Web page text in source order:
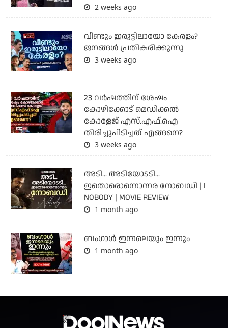
2 weeks ago
വീണ്ടും ഇരുട്ടിലായോ കേരളം?
ജനങ്ങൾ പ്രതികരിക്കുന്നു
3 weeks ago
23 വർഷത്തിന് ശേഷം
കോഴിക്കോട് മെഡിക്കൽ
കോളേജ് എസ്.എഫ്.ഐ
തിരിച്ചുപിടിച്ചത് എങ്ങനെ?
3 weeks ago
അടി... അടിയോടടി...
ഇതൊരൊന്നൊന്നര നോബഡി | I
NOBODY | MOVIE REVIEW
1 month ago
ബംഗാള്‍ ഇന്നലെയും ഇന്നും
1 month ago